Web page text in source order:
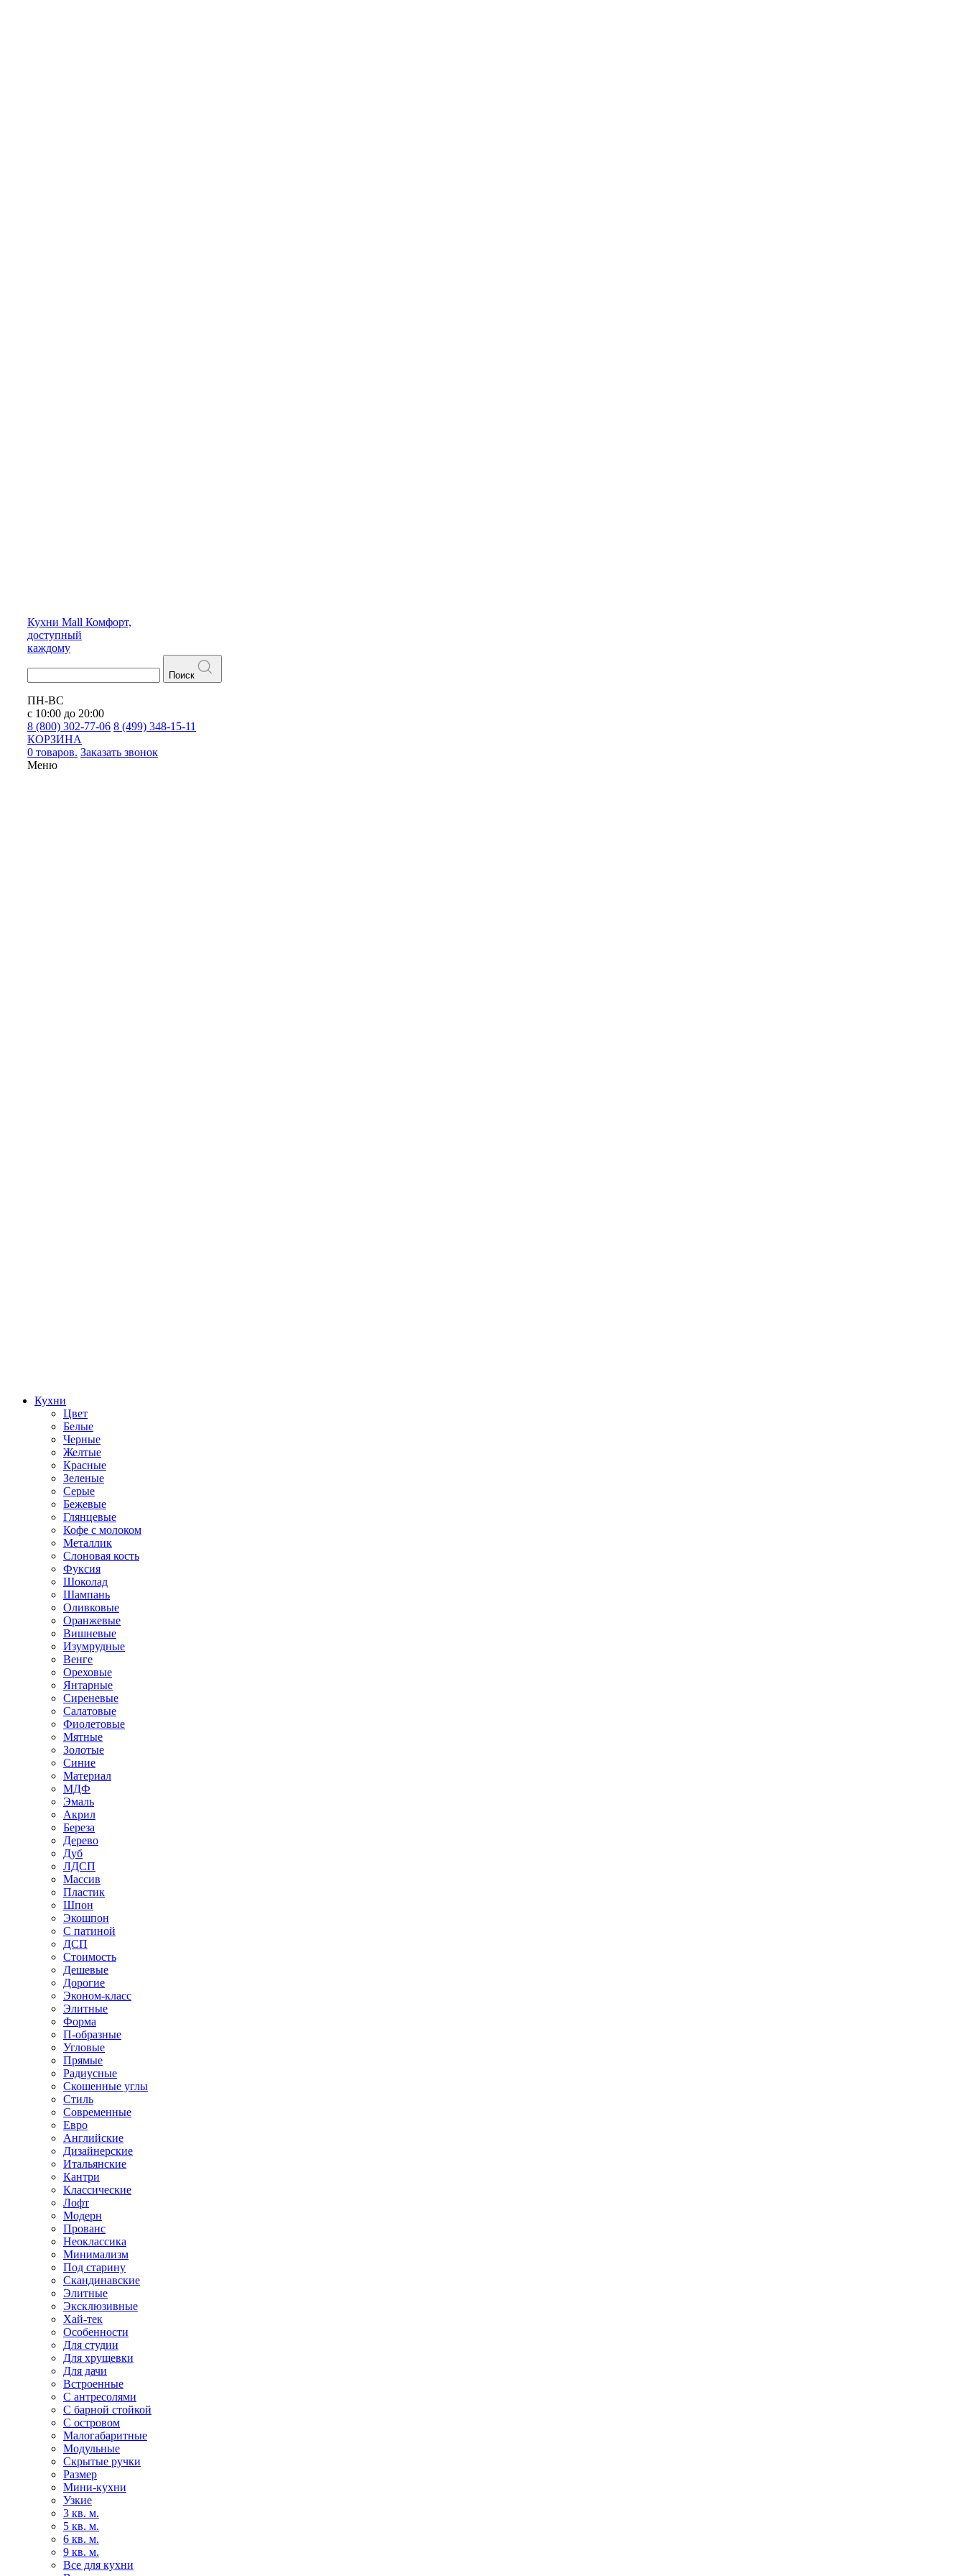
Кухни Mall Комфорт,
доступный
каждому
Поиск
ПН-ВС
с 10:00 до 20:00
8 (800) 302-77-06 8 (499) 348-15-11
КОРЗИНА
0 товаров. Заказать звонок
Меню
Кухни
Цвет
Белые
Черные
Желтые
Красные
Зеленые
Серые
Бежевые
Глянцевые
Кофе с молоком
Металлик
Слоновая кость
Фуксия
Шоколад
Шампань
Оливковые
Оранжевые
Вишневые
Изумрудные
Венге
Ореховые
Янтарные
Сиреневые
Салатовые
Фиолетовые
Мятные
Золотые
Синие
Материал
МДФ
Эмаль
Акрил
Береза
Дерево
Дуб
ЛДСП
Массив
Пластик
Шпон
Экошпон
С патиной
ДСП
Стоимость
Дешевые
Дорогие
Эконом-класс
Элитные
Форма
П-образные
Угловые
Прямые
Радиусные
Скошенные углы
Стиль
Современные
Евро
Английские
Дизайнерские
Итальянские
Кантри
Классические
Лофт
Модерн
Прованс
Неоклассика
Минимализм
Под старину
Скандинавские
Элитные
Эксклюзивные
Хай-тек
Особенности
Для студии
Для хрущевки
Для дачи
Встроенные
С антресолями
С барной стойкой
С островом
Малогабаритные
Модульные
Скрытые ручки
Размер
Мини-кухни
Узкие
3 кв. м.
5 кв. м.
6 кв. м.
9 кв. м.
Все для кухни